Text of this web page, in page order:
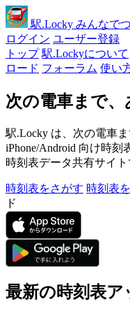
駅.Locky みんなで
ログイン ユーザー登録
トップ 駅.Lockyについて
ロード フォーラム 使い
次の電車まで、
駅.Locky は、次の電車
iPhone/Android 向け時
時刻表データ共有サイト
時刻表をさがす 時刻表
ド
最新の時刻表ア